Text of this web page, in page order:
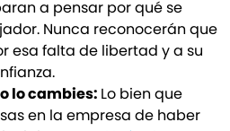
a pensar por qué se
Nunca reconocerán que
esa falta de libertad y a su
lo cambies: Lo bien que
en la empresa de haber